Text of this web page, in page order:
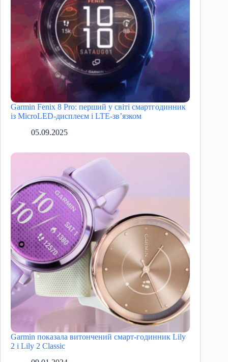
Garmin Fenix 8 Pro: перший у світі смартгодинник
із MicroLED-дисплеєм і LTE-зв’язком
05.09.2025
Garmin показала витончений смарт-годинник Lily
2 і Lily 2 Classic